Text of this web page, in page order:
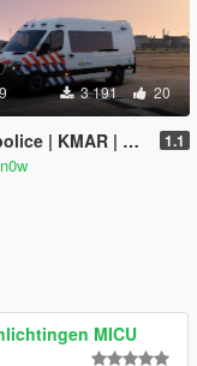
3 191 20
Mercedes Sprinter skinpack [ELS] 1.1
MICU